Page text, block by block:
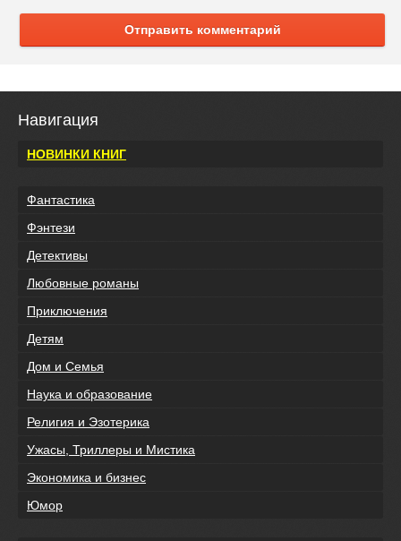
Отправить комментарий
Навигация
НОВИНКИ КНИГ
Фантастика
Фэнтези
Детективы
Любовные романы
Приключения
Детям
Дом и Семья
Наука и образование
Религия и Эзотерика
Ужасы, Триллеры и Мистика
Экономика и бизнес
Юмор